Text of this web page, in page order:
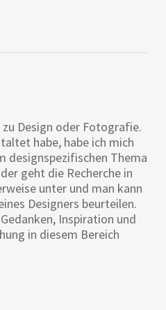
Design oder Fotografie.
habe, habe ich mich
designspezifischen Thema
geht die Recherche in
unter und man kann
Designers beurteilen.
Inspiration und
in diesem Bereich